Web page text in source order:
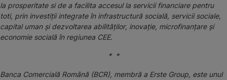
la prosperitate si de a facilita accesul la servicii financiare pentru
toti, prin investiții integrate în infrastructură socială, servicii sociale,
capital uman și dezvoltarea abilităților, inovație, microfinanțare și
economie socială în regiunea CEE.
* *
Banca Comercială Română (BCR), membră a Erste Group, este unul